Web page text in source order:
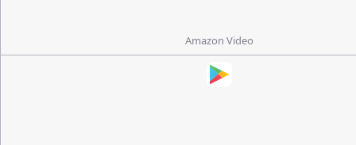
Amazon Video